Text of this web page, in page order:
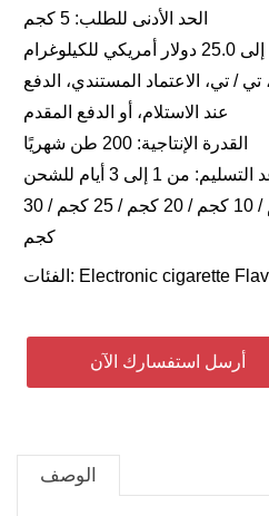
الحد الأدنى للطلب: 5 كجم
/ تي، الاعتماد المستندي، الدفع
عند الاستلام، أو الدفع المقدم
القدرة الإنتاجية: 200 طن شهريًا
من 1 إلى 3 أيام للشحن
التعبئة التقليدية: 5 كجم / 10 كجم / 20 كجم / 25 كجم / 30
كجم
الفئات: Electronic cigarette
أرسل استفسارك الآن
الوصف